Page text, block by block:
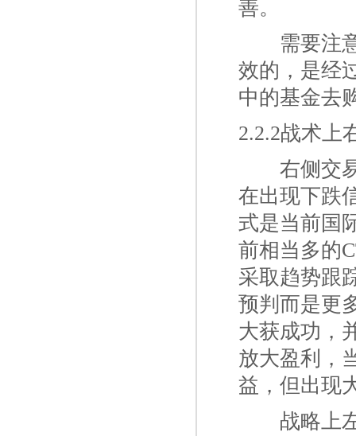
善。
需要注
效的，是经
中的基金去
2.2.2战术上
右侧交
在出现下跌
式是当前国
前相当多的
采取趋势跟
预判而是更
大获成功，
放大盈利，
益，但出现
战略上